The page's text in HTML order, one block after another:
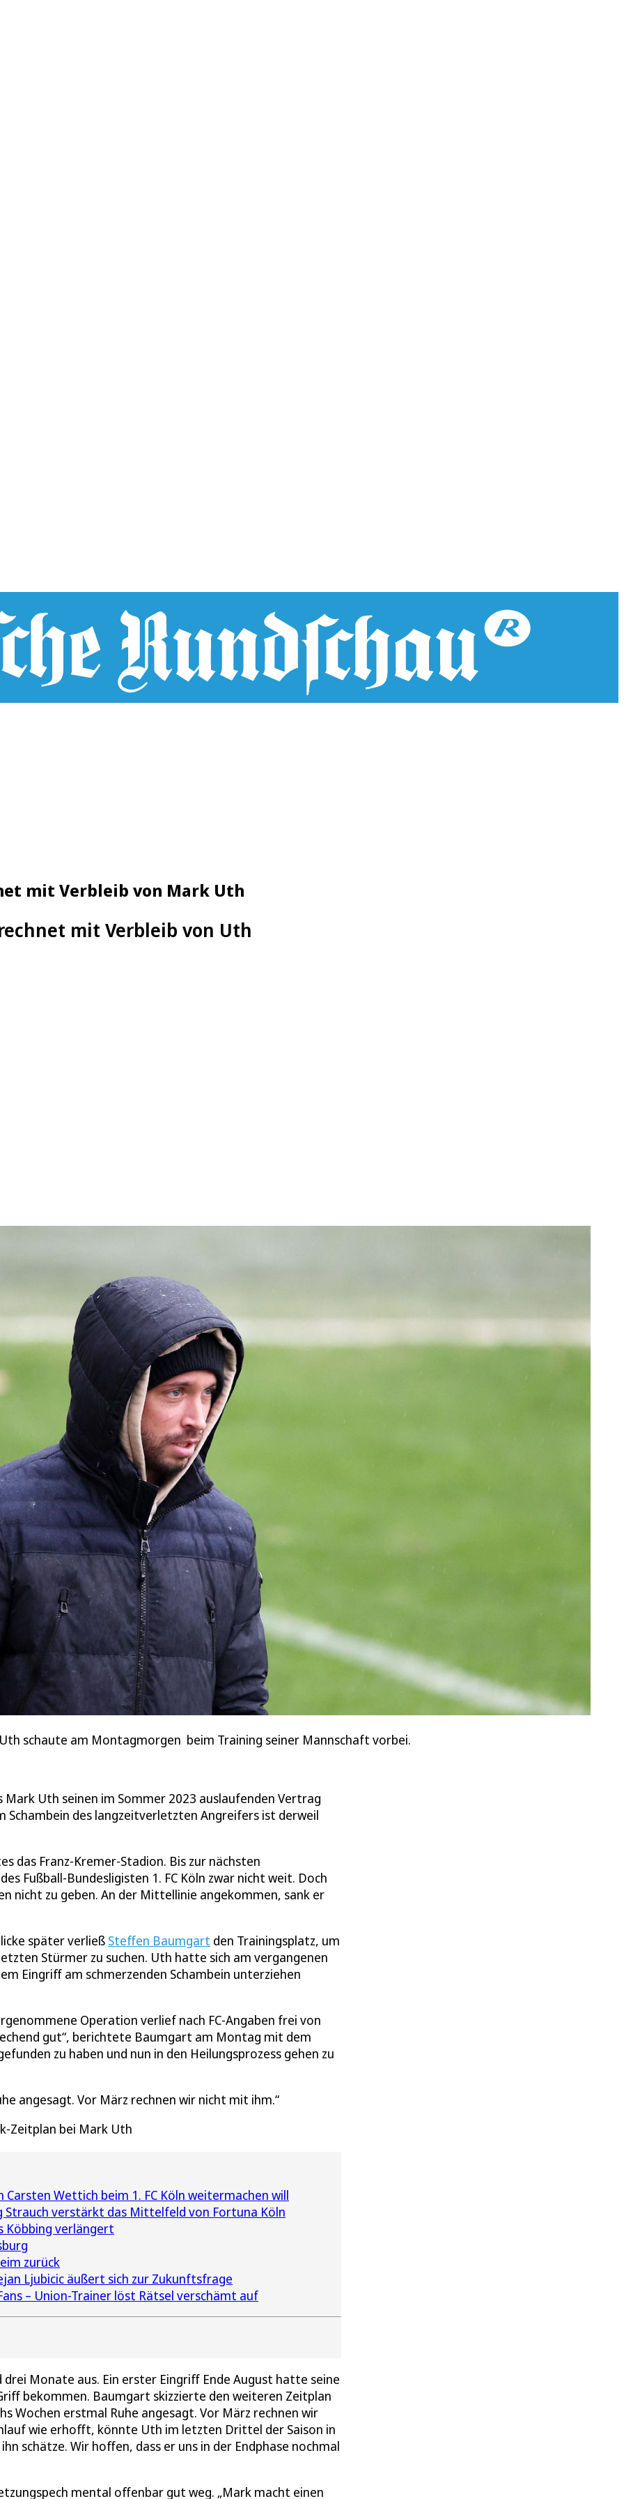
mit Verbleib von Mark Uth
mit Verbleib von Uth
schaute am Montagmorgen beim Training seiner Mannschaft vorbei.
Uth seinen im Sommer 2023 auslaufenden Vertrag
Schambein des langzeitverletzten Angreifers ist derweil
das Franz-Kremer-Stadion. Bis zur nächsten
Fußball-Bundesligisten 1. FC Köln zwar nicht weit. Doch
nicht zu geben. An der Mittellinie angekommen, sank er
später verließ Steffen Baumgart den Trainingsplatz, um
Stürmer zu suchen. Uth hatte sich am vergangenen
Eingriff am schmerzenden Schambein unterziehen
Operation verlief nach FC-Angaben frei von
gut“, berichtete Baumgart am Montag mit dem
zu haben und nun in den Heilungsprozess gehen zu
angesagt. Vor März rechnen wir nicht mit ihm.
Zeitplan bei Mark Uth
Carsten Wettich beim 1. FC Köln weitermachen will
Strauch verstärkt das Mittelfeld von Fortuna Köln
Köbbing verlängert
zurück
Ljubicic äußert sich zur Zukunftsfrage
– Union-Trainer löst Rätsel verschämt auf
Monate aus. Ein erster Eingriff Ende August hatte seine
bekommen. Baumgart skizzierte den weiteren Zeitplan
Wochen erstmal Ruhe angesagt. Vor März rechnen wir
wie erhofft, könnte Uth im letzten Drittel der Saison in
schätze. Wir hoffen, dass er uns in der Endphase nochmal
mental offenbar gut weg. „Mark macht einen